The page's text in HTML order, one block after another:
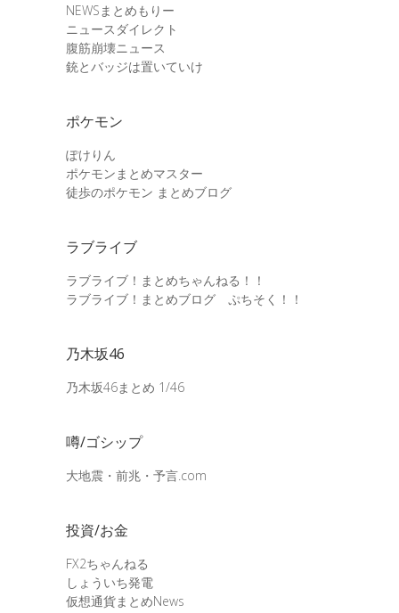
NEWSまとめもりー
ニュースダイレクト
腹筋崩壊ニュース
銃とバッジは置いていけ
ポケモン
ぽけりん
ポケモンまとめマスター
徒歩のポケモン まとめブログ
ラブライブ
ラブライブ！まとめちゃんねる！！
ラブライブ！まとめブログ ぷちそく！！
乃木坂46
乃木坂46まとめ 1/46
噂/ゴシップ
大地震・前兆・予言.com
投資/お金
FX2ちゃんねる
しょういち発電
仮想通貨まとめNews